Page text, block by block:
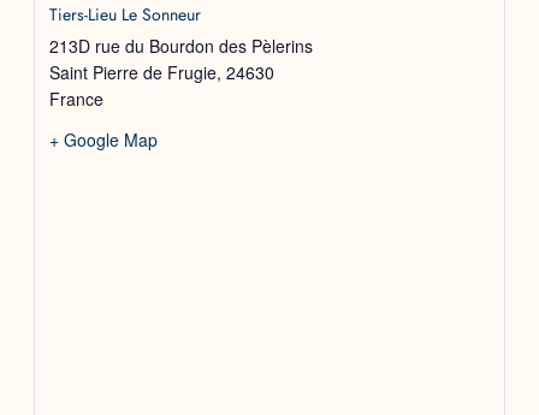
Tiers-Lieu Le Sonneur
213D rue du Bourdon des Pèlerins
Saint Pierre de Frugie, 24630
France
+ Google Map